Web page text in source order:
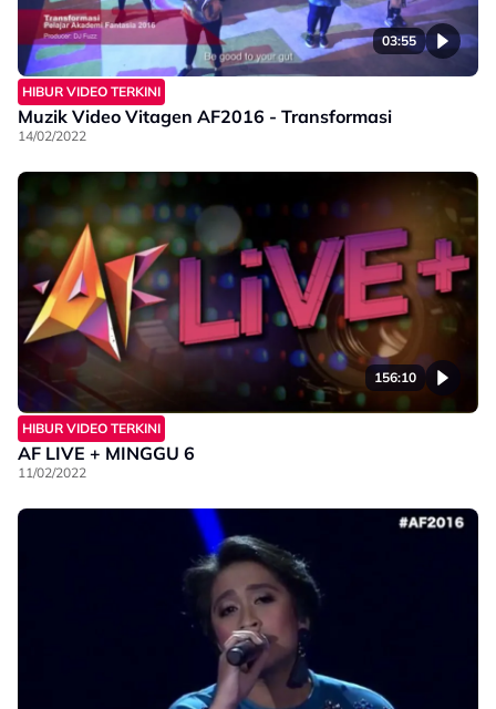
03:55
HIBUR VIDEO TERKINI
Muzik Video Vitagen AF2016 - Transformasi
14/02/2022
156:10
HIBUR VIDEO TERKINI
AF LIVE + MINGGU 6
11/02/2022